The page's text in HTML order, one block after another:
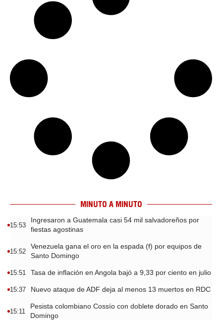
MINUTO A MINUTO
15:53
Ingresaron a Guatemala casi 54 mil salvadoreños por
fiestas agostinas
15:52
Venezuela gana el oro en la espada (f) por equipos de
Santo Domingo
15:51 Tasa de inflación en Angola bajó a 9,33 por ciento en julio
15:37 Nuevo ataque de ADF deja al menos 13 muertos en RDC
15:11
Pesista colombiano Cossío con doblete dorado en Santo
Domingo